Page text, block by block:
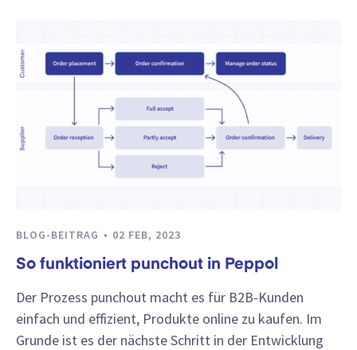
BLOG-BEITRAG 02 FEB, 2023
So funktioniert punchout in Peppol
Der Prozess punchout macht es für B2B-Kunden
einfach und effizient, Produkte online zu kaufen. Im
Grunde ist es der nächste Schritt in der Entwicklung